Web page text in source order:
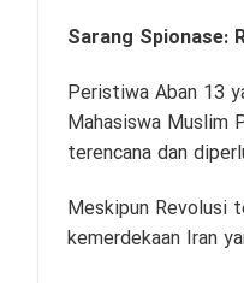
Sarang Spionase:
Peristiwa Aban 13
Mahasiswa Muslim
terencana dan
Meskipun Revolusi
kemerdekaan Iran